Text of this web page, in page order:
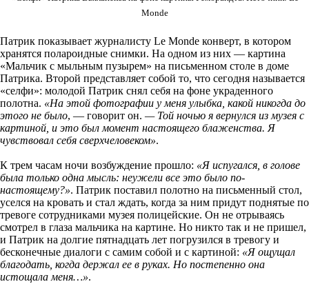
Monde
Патрик показывает журналисту Le Monde конверт, в котором
хранятся полароидные снимки. На одном из них — картина
«Мальчик с мыльным пузырем» на письменном столе в доме
Патрика. Второй представляет собой то, что сегодня называется
«селфи»: молодой Патрик снял себя на фоне украденного
полотна. «На этой фотографии у меня улыбка, какой никогда до
этого не было, — говорит он. — Той ночью я вернулся из музея с
картиной, и это был момент настоящего блаженства. Я
чувствовал себя сверхчеловеком».
К трем часам ночи возбуждение прошло: «Я испугался, в голове
была только одна мысль: неужели все это было по-
настоящему?». Патрик поставил полотно на письменный стол,
уселся на кровать и стал ждать, когда за ним придут поднятые по
тревоге сотрудниками музея полицейские. Он не отрываясь
смотрел в глаза мальчика на картине. Но никто так и не пришел,
и Патрик на долгие пятнадцать лет погрузился в тревогу и
бесконечные диалоги с самим собой и с картиной: «Я ощущал
благодать, когда держал ее в руках. Но постепенно она
истощала меня…».